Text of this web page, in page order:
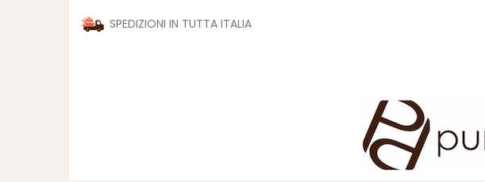
SPEDIZIONI IN TUTTA ITALIA